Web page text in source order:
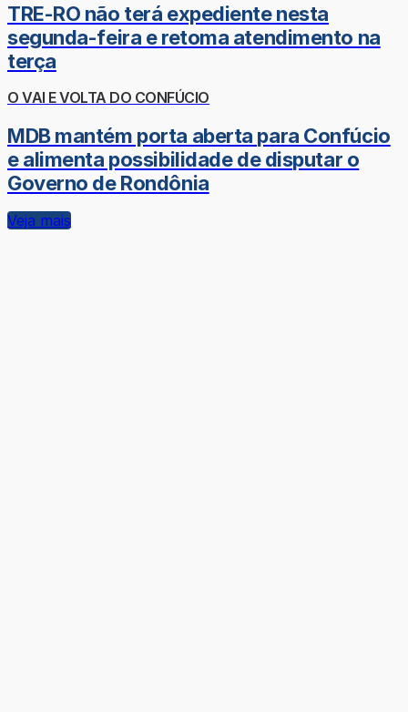
TRE-RO não terá expediente nesta
segunda-feira e retoma atendimento na
terça
O VAI E VOLTA DO CONFÚCIO
MDB mantém porta aberta para Confúcio
e alimenta possibilidade de disputar o
Governo de Rondônia
Veja mais